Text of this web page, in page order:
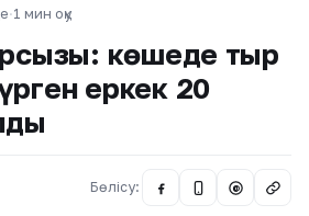
·1 мин оқу
көшеде тыр
еркек 20
Бөлісу: @